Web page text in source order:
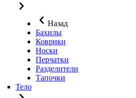
Назад
Бахилы
Коврики
Носки
Перчатки
Разделители
Тапочки
Тело